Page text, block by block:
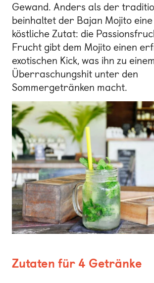
Gewand. Anders als der
beinhaltet der Bajan Mojito
köstliche Zutat: die
Frucht gibt dem Mojito einen
exotischen Kick, was ihn zu
Überraschungshit unter den
Sommergetränken macht.
Zutaten für 4 Getränke